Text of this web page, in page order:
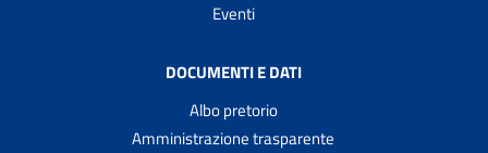
Eventi
DOCUMENTI E DATI
Albo pretorio
Amministrazione trasparente